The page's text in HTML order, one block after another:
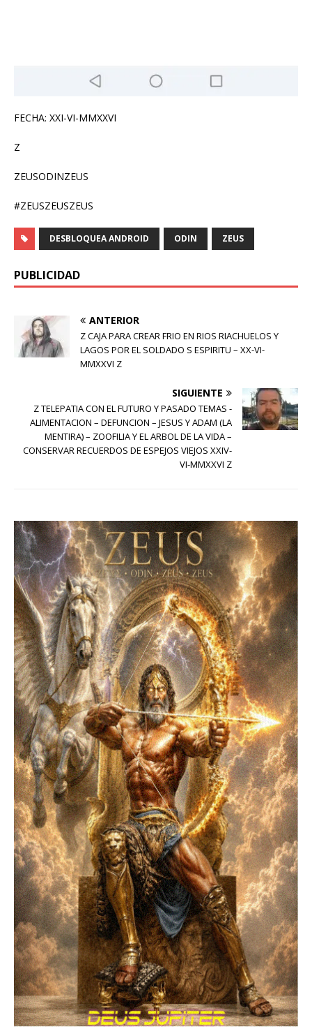
FECHA: XXI-VI-MMXXVI
Z
ZEUSODINZEUS
#ZEUSZEUSZEUS
DESBLOQUEA ANDROID ODIN ZEUS
PUBLICIDAD
ANTERIOR
Z CAJA PARA CREAR FRIO EN RIOS RIACHUELOS Y
LAGOS POR EL SOLDADO S ESPIRITU – XX-VI-
MMXXVI Z
SIGUIENTE
Z TELEPATIA CON EL FUTURO Y PASADO TEMAS -
ALIMENTACION – DEFUNCION – JESUS Y ADAM (LA
MENTIRA) – ZOOFILIA Y EL ARBOL DE LA VIDA –
CONSERVAR RECUERDOS DE ESPEJOS VIEJOS XXIV-
VI-MMXXVI Z